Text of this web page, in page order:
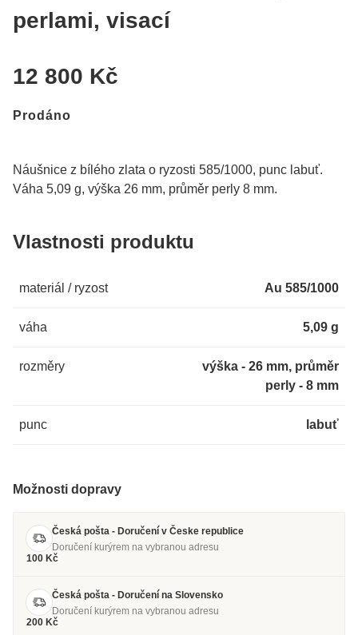
perlami, visací
12 800 Kč
Prodáno
Náušnice z bílého zlata o ryzosti 585/1000, punc labuť.
Váha 5,09 g, výška 26 mm, průměr perly 8 mm.
Vlastnosti produktu
materiál / ryzost Au 585/1000
váha 5,09 g
rozměry
výška - 26 mm, průměr
perly - 8 mm
punc labuť
Možnosti dopravy
Česká pošta - Doručení v Česke republice
Doručení kurýrem na vybranou adresu
100 Kč
Česká pošta - Doručení na Slovensko
Doručení kurýrem na vybranou adresu
200 Kč